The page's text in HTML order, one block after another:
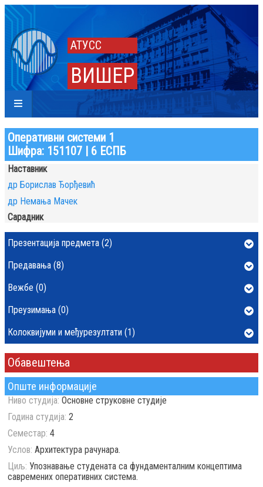
АТУСС
ВИШЕР
Оперативни системи 1
Шифра: 151107 | 6 ЕСПБ
Опште информације
Ниво студија: Основне струковне студије
Година студија: 2
Семестар: 4
Услов: Архитектура рачунара.
Циљ: Упознавање студената са фундаменталним концептима
савремених оперативних система.
Наставник
др Борислав Ђорђевић
др Немања Мачек
Сарадник
Презентација предмета (2)
Предавања (8)
Вежбе (0)
Преузимања (0)
Колоквијуми и међурезултати (1)
Обавештења